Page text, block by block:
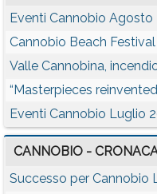
Eventi Cannobio Agosto
Cannobio Beach Festival
Valle Cannobina,
“Masterpieces
Eventi Cannobio Luglio
CANNOBIO -
Successo per Cannobio